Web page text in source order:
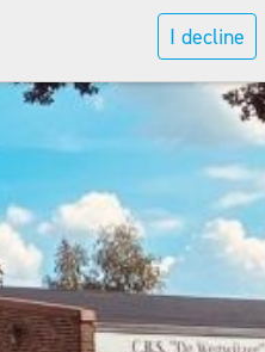
I decline